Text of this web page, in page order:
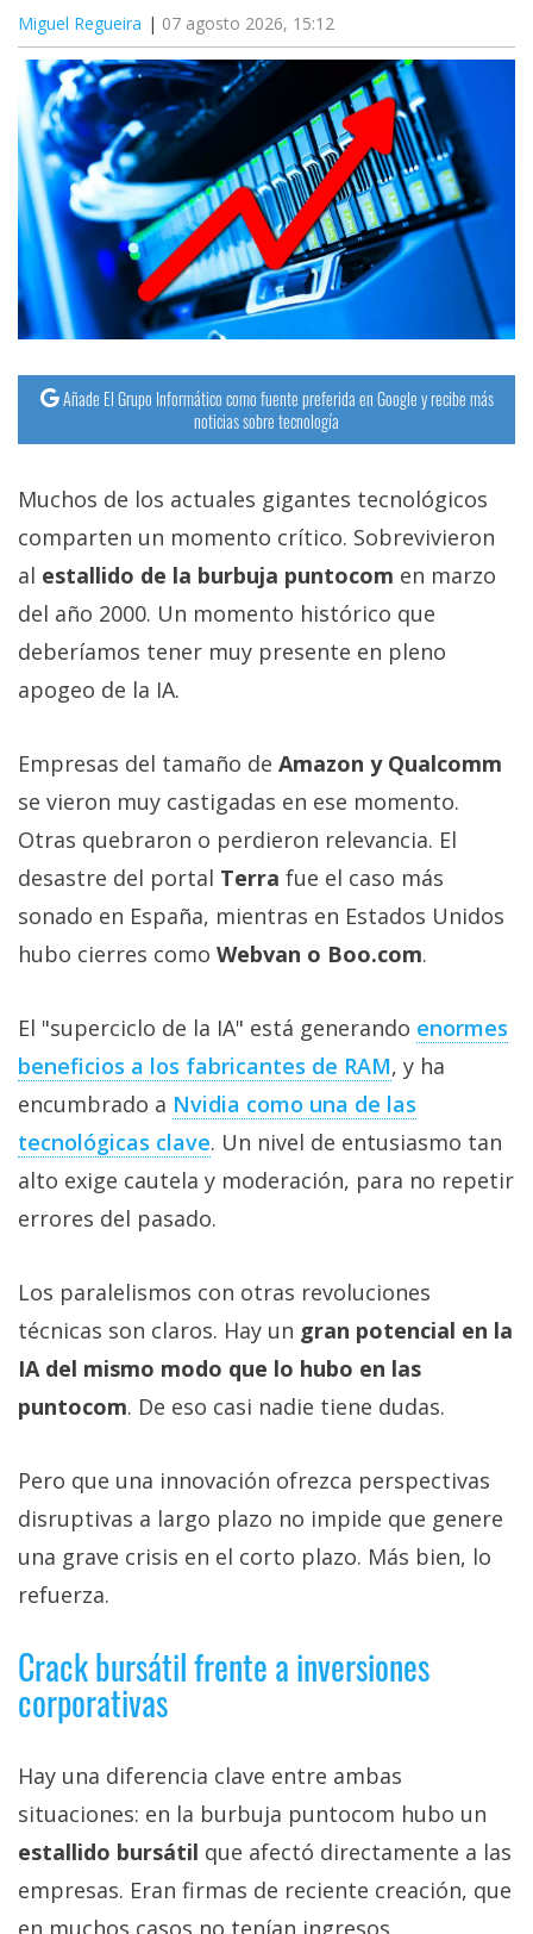
Miguel Regueira 07 agosto 2026, 15:12
Añade El Grupo Informático como fuente preferida en Google y recibe más
noticias sobre tecnología
Muchos de los actuales gigantes tecnológicos
comparten un momento crítico. Sobrevivieron
al estallido de la burbuja puntocom en marzo
del año 2000. Un momento histórico que
deberíamos tener muy presente en pleno
apogeo de la IA.
Empresas del tamaño de Amazon y Qualcomm
se vieron muy castigadas en ese momento.
Otras quebraron o perdieron relevancia. El
desastre del portal Terra fue el caso más
sonado en España, mientras en Estados Unidos
hubo cierres como Webvan o Boo.com.
El "superciclo de la IA" está generando enormes
beneficios a los fabricantes de RAM‎, y ha
encumbrado a Nvidia como una de las
tecnológicas clave‎. Un nivel de entusiasmo tan
alto exige cautela y moderación, para no repetir
errores del pasado.
Los paralelismos con otras revoluciones
técnicas son claros. Hay un gran potencial en la
IA del mismo modo que lo hubo en las
puntocom. De eso casi nadie tiene dudas.
Pero que una innovación ofrezca perspectivas
disruptivas a largo plazo no impide que genere
una grave crisis en el corto plazo. Más bien, lo
refuerza.
Crack bursátil frente a inversiones
corporativas
Hay una diferencia clave entre ambas
situaciones: en la burbuja puntocom hubo un
estallido bursátil que afectó directamente a las
empresas. Eran firmas de reciente creación, que
en muchos casos no tenían ingresos